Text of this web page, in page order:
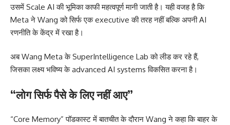
उसमें Scale AI की भूमिका काफी महत्वपूर्ण मानी जाती है। यही वजह है कि
Meta ने Wang को सिर्फ एक executive की तरह नहीं बल्कि अपनी AI
रणनीति के केंद्र में रखा है।
अब Wang Meta के SuperIntelligence Lab को लीड कर रहे हैं,
जिसका लक्ष्य भविष्य के advanced AI systems विकसित करना है।
“लोग सिर्फ पैसे के लिए नहीं आए”
“Core Memory” पॉडकास्ट में बातचीत के दौरान Wang ने कहा कि बाहर के